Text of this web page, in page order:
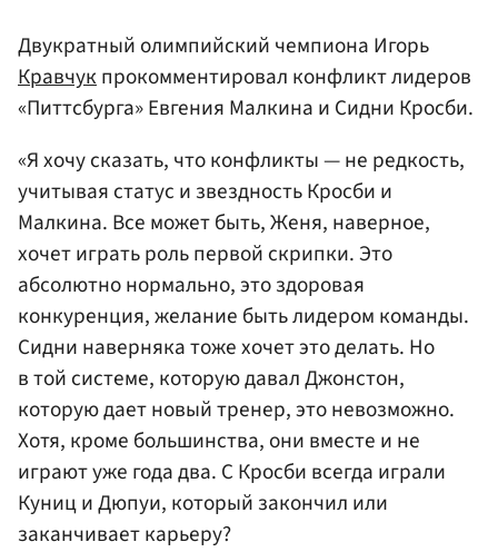
Двукратный олимпийский чемпиона Игорь
Кравчукпрокомментировал конфликт лидеров
«Питтсбурга» Евгения Малкина и Сидни Кросби.
«Я хочу сказать, что конфликты — не редкость,
учитывая статус и звездность Кросби и
Малкина. Все может быть, Женя, наверное,
хочет играть роль первой скрипки. Это
абсолютно нормально, это здоровая
конкуренция, желание быть лидером команды.
Сидни наверняка тоже хочет это делать. Но
в той системе, которую давал Джонстон,
которую дает новый тренер, это невозможно.
Хотя, кроме большинства, они вместе и не
играют уже года два. С Кросби всегда играли
Куниц и Дюпуи, который закончил или
заканчивает карьеру?